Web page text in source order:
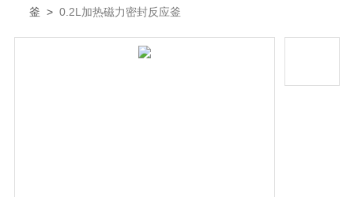
釜 >0.2L加热磁力密封反应釜